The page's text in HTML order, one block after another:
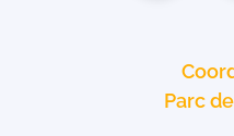
Parc